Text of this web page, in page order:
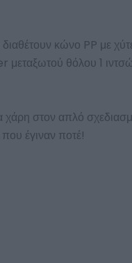
διαθέτουν κώνο PP
θόλου 1
στον απλό
έγιναν ποτέ!